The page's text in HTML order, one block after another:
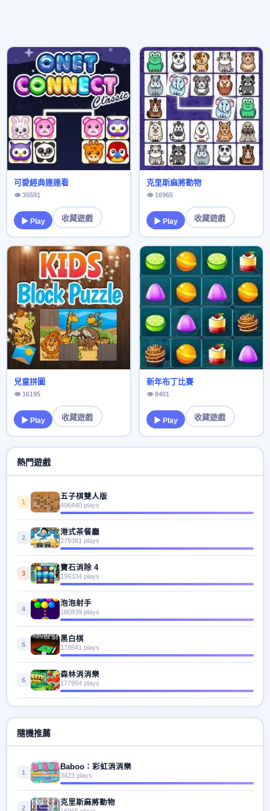
可愛經典連連看
👁 35591
▶ Play 收藏遊戲
克里斯麻將動物
👁 16965
▶ Play 收藏遊戲
兒童拼圖
👁 16195
▶ Play 收藏遊戲
新年布丁比賽
👁 8401
▶ Play 收藏遊戲
熱門遊戲
1
五子棋雙人版
406440 plays
2
港式茶餐廳
279381 plays
3
寶石消除 4
196334 plays
4
泡泡射手
180839 plays
5
黑白棋
178641 plays
6
森林消消樂
177954 plays
隨機推薦
1
Baboo：彩虹消消樂
3423 plays
2
克里斯麻將動物